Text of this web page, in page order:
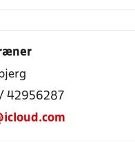
42956287